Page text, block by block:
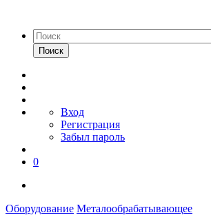
Поиск
Вход
Регистрация
Забыл пароль
0
Оборудование Металообрабатывающее